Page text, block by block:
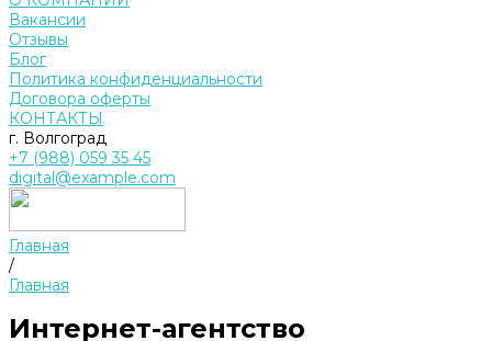
Вакансии
Отзывы
Блог
Политика конфиденциальности
Договора оферты
КОНТАКТЫ
г. Волгоград
+7 (988) 059 35 45
digital@example.com
Главная
/
Главная
Интернет-агентство